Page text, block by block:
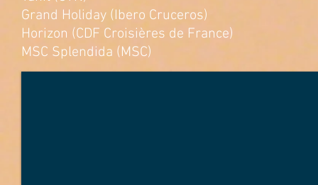
Grand Holiday (Ibero Cruceros)
Horizon (CDF Croisières de France)
MSC Splendida (MSC)